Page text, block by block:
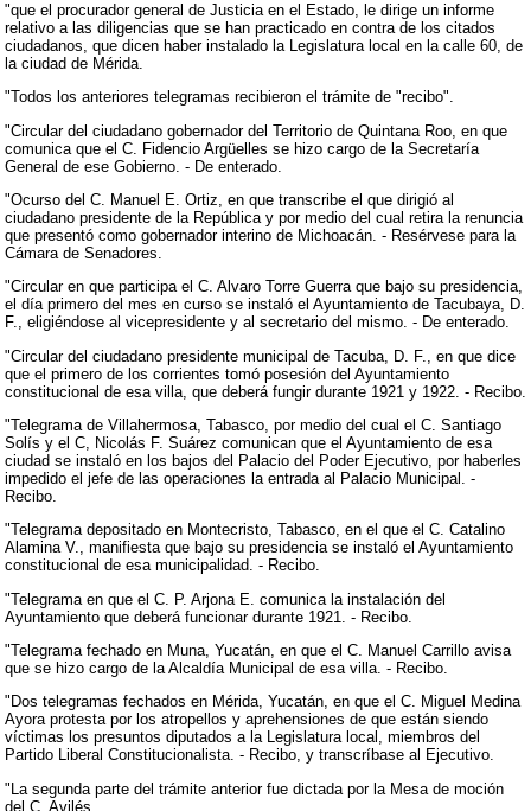
"que el procurador general de Justicia en el Estado, le dirige un informe
relativo a las diligencias que se han practicado en contra de los citados
ciudadanos, que dicen haber instalado la Legislatura local en la calle 60, de
la ciudad de Mérida.
"Todos los anteriores telegramas recibieron el trámite de "recibo".
"Circular del ciudadano gobernador del Territorio de Quintana Roo, en que
comunica que el C. Fidencio Argüelles se hizo cargo de la Secretaría
General de ese Gobierno. - De enterado.
"Ocurso del C. Manuel E. Ortiz, en que transcribe el que dirigió al
ciudadano presidente de la República y por medio del cual retira la renuncia
que presentó como gobernador interino de Michoacán. - Resérvese para la
Cámara de Senadores.
"Circular en que participa el C. Alvaro Torre Guerra que bajo su presidencia,
el día primero del mes en curso se instaló el Ayuntamiento de Tacubaya, D.
F., eligiéndose al vicepresidente y al secretario del mismo. - De enterado.
"Circular del ciudadano presidente municipal de Tacuba, D. F., en que dice
que el primero de los corrientes tomó posesión del Ayuntamiento
constitucional de esa villa, que deberá fungir durante 1921 y 1922. - Recibo.
"Telegrama de Villahermosa, Tabasco, por medio del cual el C. Santiago
Solís y el C, Nicolás F. Suárez comunican que el Ayuntamiento de esa
ciudad se instaló en los bajos del Palacio del Poder Ejecutivo, por haberles
impedido el jefe de las operaciones la entrada al Palacio Municipal. -
Recibo.
"Telegrama depositado en Montecristo, Tabasco, en el que el C. Catalino
Alamina V., manifiesta que bajo su presidencia se instaló el Ayuntamiento
constitucional de esa municipalidad. - Recibo.
"Telegrama en que el C. P. Arjona E. comunica la instalación del
Ayuntamiento que deberá funcionar durante 1921. - Recibo.
"Telegrama fechado en Muna, Yucatán, en que el C. Manuel Carrillo avisa
que se hizo cargo de la Alcaldía Municipal de esa villa. - Recibo.
"Dos telegramas fechados en Mérida, Yucatán, en que el C. Miguel Medina
Ayora protesta por los atropellos y aprehensiones de que están siendo
víctimas los presuntos diputados a la Legislatura local, miembros del
Partido Liberal Constitucionalista. - Recibo, y transcríbase al Ejecutivo.
"La segunda parte del trámite anterior fue dictada por la Mesa de moción
del C. Avilés.